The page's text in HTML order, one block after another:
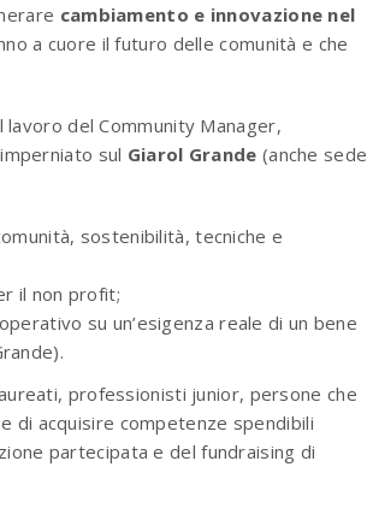
cambiamento e innovazione nel
a cuore il futuro delle comunità e che
lavoro del Community Manager,
sul Giarol Grande (anche sede
sostenibilità, tecniche e
il non profit;
su un’esigenza reale di un bene
professionisti junior, persone che
di acquisire competenze spendibili
partecipata e del fundraising di